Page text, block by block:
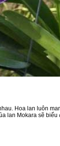
Hoa lan luôn
lan Mokara sẽ